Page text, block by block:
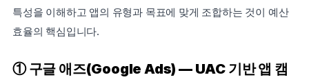
특성을 이해하고 앱의 유형과 목표에 맞게 조합하는 것이 예산
효율의 핵심입니다.
① 구글 애즈(Google Ads) — UAC 기반 앱 캠